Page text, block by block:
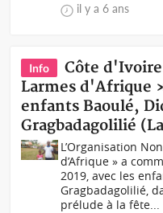
il y a 6 ans
Info
Côte
Larmes d'Afrique
enfants Baoulé,
Gragbadagolilié
L’Organisation
d’Afrique » a
2019, avec les
Gragbadagolilié,
prélude à la fête...